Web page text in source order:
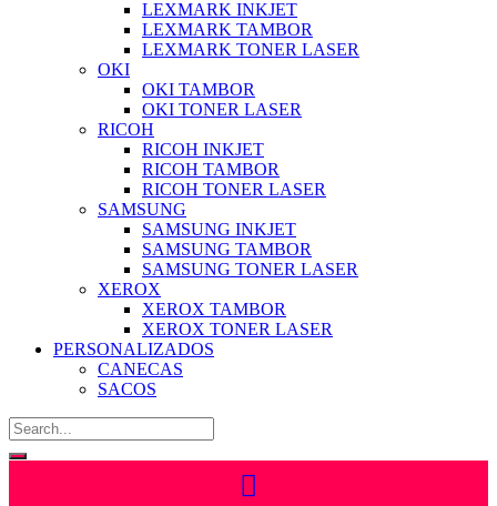
LEXMARK INKJET
LEXMARK TAMBOR
LEXMARK TONER LASER
OKI
OKI TAMBOR
OKI TONER LASER
RICOH
RICOH INKJET
RICOH TAMBOR
RICOH TONER LASER
SAMSUNG
SAMSUNG INKJET
SAMSUNG TAMBOR
SAMSUNG TONER LASER
XEROX
XEROX TAMBOR
XEROX TONER LASER
PERSONALIZADOS
CANECAS
SACOS